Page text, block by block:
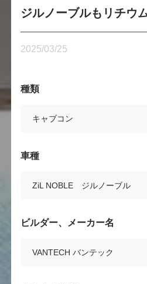
ジルノーブルもリチウ
2025/03/25
種類
キャブコン
車種
ZiL NOBLE ジルノーブル
ビルダー、メーカー名
VANTECH バンテック